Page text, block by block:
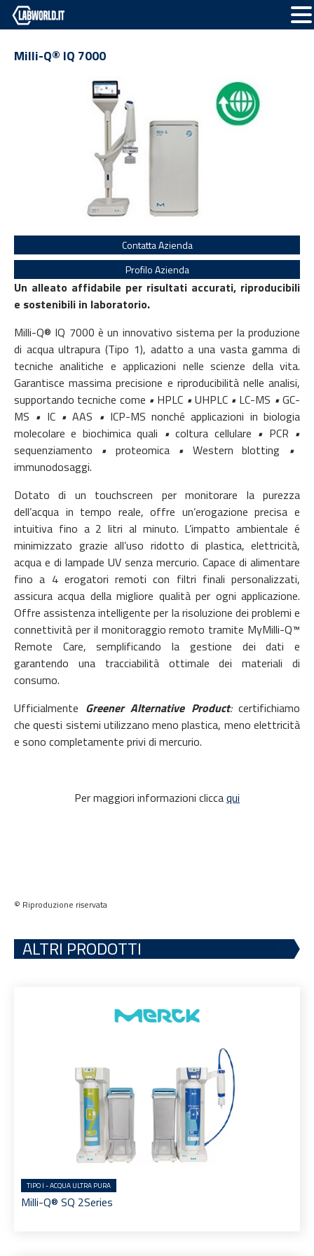
Milli-Q® IQ 7000
Contatta Azienda
Profilo Azienda
Un alleato affidabile per risultati accurati, riproducibili
e sostenibili in laboratorio.
Milli-Q® IQ 7000 è un innovativo sistema per la produzione
di acqua ultrapura (Tipo 1), adatto a una vasta gamma di
tecniche analitiche e applicazioni nelle scienze della vita.
Garantisce massima precisione e riproducibilità nelle analisi,
supportando tecniche come • HPLC •UHPLC • LC-MS •GC-
MS • IC •AAS • ICP-MS nonché applicazioni in biologia
molecolare e biochimica quali •coltura cellulare • PCR •
sequenziamento • proteomica • Western blotting
•
immunodosaggi.
Dotato di un touchscreen per monitorare la purezza
dell’acqua in tempo reale, offre un’erogazione precisa e
intuitiva fino a 2 litri al minuto. L’impatto ambientale é
minimizzato grazie all’uso ridotto di plastica, elettricità,
acqua e di lampade UV senza mercurio. Capace di alimentare
fino a 4 erogatori remoti con filtri finali personalizzati,
assicura acqua della migliore qualità per ogni applicazione.
Offre assistenza intelligente per la risoluzione dei problemi e
connettività per il monitoraggio remoto tramite MyMilli-Q™
Remote Care, semplificando la gestione dei dati e
garantendo una tracciabilità ottimale dei materiali di
consumo.
Ufficialmente Greener Alternative Product:certifichiamo
che questi sistemi utilizzano meno plastica, meno elettricità
e sono completamente privi di mercurio.
Per maggiori informazioni cliccaqui
© Riproduzione riservata
ALTRI PRODOTTI
TIPO I - ACQUA ULTRA PURA
Milli-Q® SQ 2Series